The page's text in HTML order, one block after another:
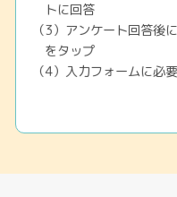
トに回答
（3）アンケート回答後
をタップ
（4）入力フォームに必